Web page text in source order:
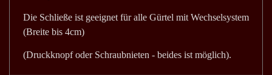
Die Schließe ist geeignet für alle Gürtel mit Wechselsystem
(Breite bis 4cm)
(Druckknopf oder Schraubnieten - beides ist möglich).